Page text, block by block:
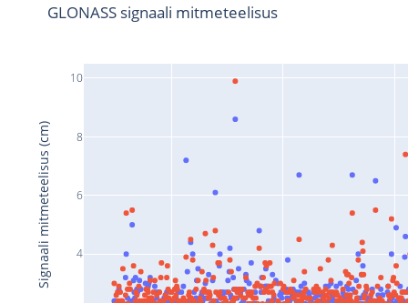
4
6
8
10
GLONASS signaali mitmeteelisus
Signaali mitmeteelisus (cm)